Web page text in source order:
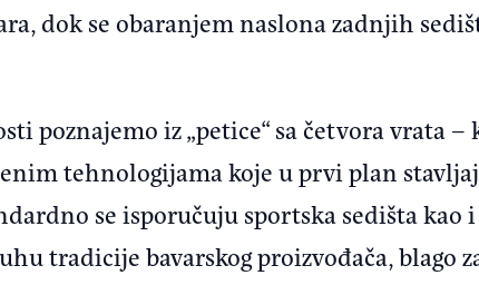
dok se obaranjem naslona zadnjih
poznajemo iz „petice“ sa četvora vrata
tehnologijama koje u prvi plan
se isporučuju sportska sedišta kao
tradicije bavarskog proizvođača, blago